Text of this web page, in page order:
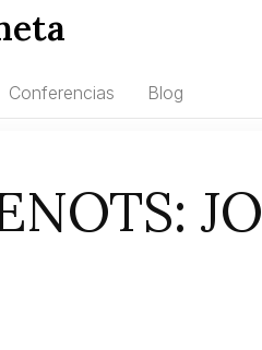
Conferencias Blog